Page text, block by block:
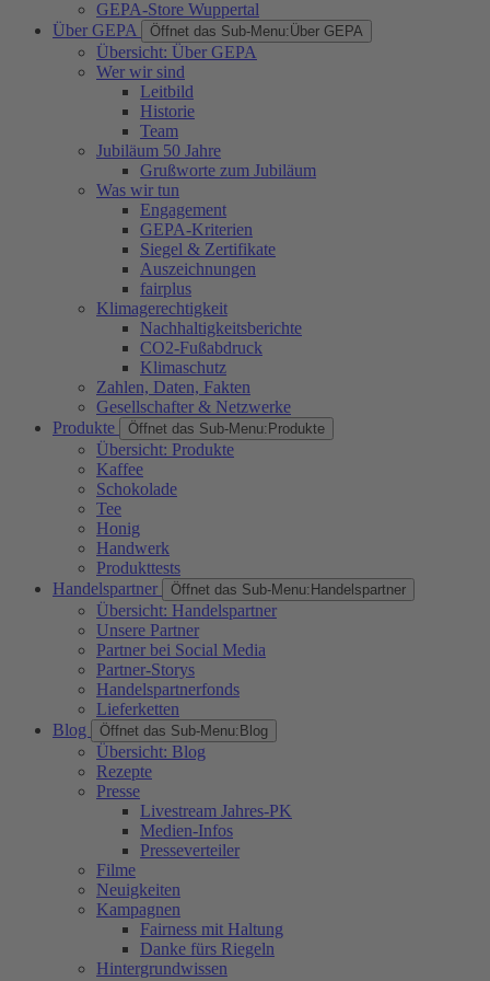
GEPA-Store Wuppertal
Über GEPA
Öffnet das Sub-Menu:Über GEPA
Übersicht: Über GEPA
Wer wir sind
Leitbild
Historie
Team
Jubiläum 50 Jahre
Grußworte zum Jubiläum
Was wir tun
Engagement
GEPA-Kriterien
Siegel & Zertifikate
Auszeichnungen
fairplus
Klimagerechtigkeit
Nachhaltigkeitsberichte
CO2-Fußabdruck
Klimaschutz
Zahlen, Daten, Fakten
Gesellschafter & Netzwerke
Produkte
Öffnet das Sub-Menu: Produkte
Übersicht: Produkte
Kaffee
Schokolade
Tee
Honig
Handwerk
Produkttests
Handelspartner
Öffnet das Sub-Menu: Handelspartner
Übersicht: Handelspartner
Unsere Partner
Partner bei Social Media
Partner-Storys
Handelspartnerfonds
Lieferketten
Blog
Öffnet das Sub-Menu: Blog
Übersicht: Blog
Rezepte
Presse
Livestream Jahres-PK
Medien-Infos
Presseverteiler
Filme
Neuigkeiten
Kampagnen
Fairness mit Haltung
Danke fürs Riegeln
Hintergrundwissen